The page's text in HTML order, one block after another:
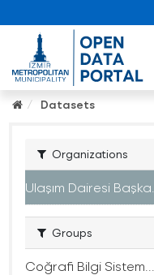
Datasets
Organizations
Ulaşım Dairesi Başka...
Groups
Coğrafi Bilgi Sistem...